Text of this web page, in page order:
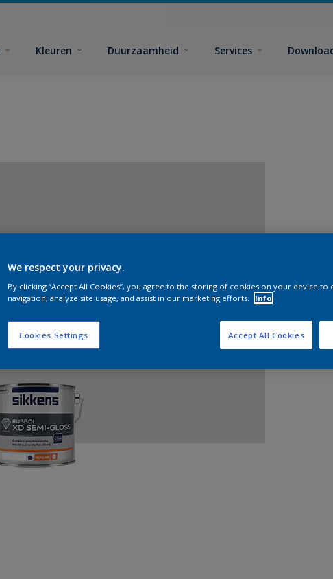
Kleuren Duurzaamheid Services
We respect your privacy.
By clicking “Accept All Cookies”, you agree to the storing of cookies on your device to
navigation, analyze site usage, and assist in our marketing efforts.
Info
Cookies Settings Accept All Cookies